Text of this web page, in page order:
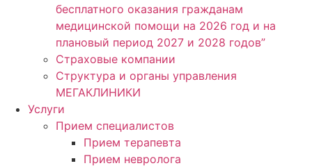
бесплатного оказания гражданам
медицинской помощи на 2026 год и на
плановый период 2027 и 2028 годов”
Страховые компании
Структура и органы управления
МЕГАКЛИНИКИ
Услуги
Прием специалистов
Прием терапевта
Прием невролога